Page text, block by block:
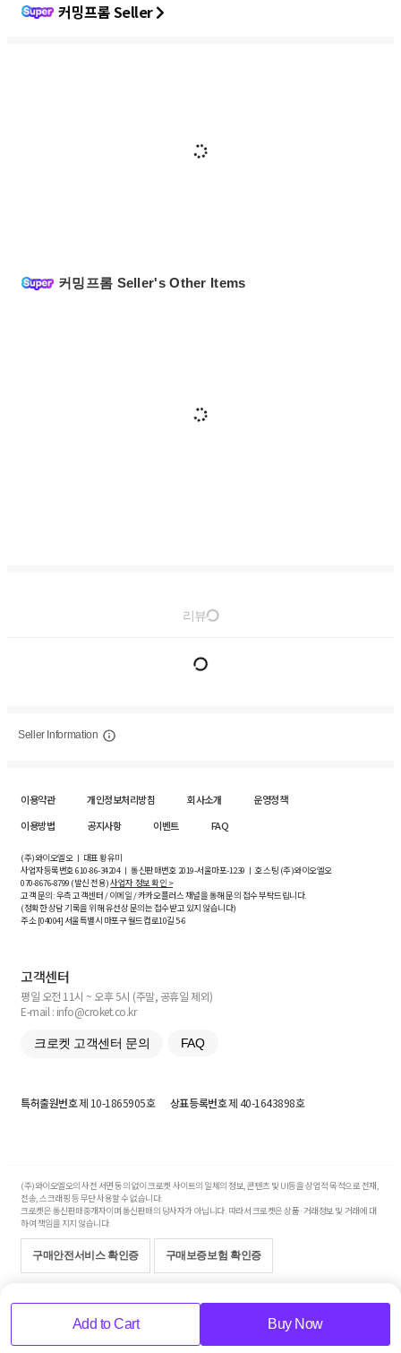
Add to Cart Buy Now
커밍프롬 Seller
커밍프롬 Seller's Other Items
리뷰
Seller Information
이용약관 개인정보처리방침 회사소개
운영정책
이용방법
공지사항 이벤트 FAQ
(주)와이오엘오 ㅣ 대표 황유미
사업자등록번호610-86-34204ㅣ 통신판매번호 2019-서울마포-1239 ㅣ 호스팅 (주)와이오엘오
070-8676-8799 (발신 전용)사업자 정보 확인 >
고객 문의: 우측 고객센터 / 이메일 / 카카오플러스 채널을 통해 문의 접수 부탁드립니다.
(정확한 상담 기록을 위해 유선상 문의는 접수받고 있지 않습니다)
주소 [04004] 서울특별시 마포구 월드컵로10길5-6
고객센터
평일 오전 11시 ~ 오후 5시 (주말, 공휴일 제외)
E-mail : info@croket.co.kr
크로켓 고객센터 문의 FAQ
특허출원번호제 10-1865905호 상표등록번호제 40-1643898호
(주)와이오엘오의 사전 서면 동의 없이 크로켓 사이트의 일체의 정보, 콘텐츠 및 UI등을 상업적 목적으로 전재,
전송, 스크래핑 등 무단 사용할 수 없습니다.
크로켓은 통신판매중개자이며 통신판매의 당사자가 아닙니다. 따라서 크로켓은 상품·거래정보 및 거래에 대
하여 책임을 지지 않습니다.
구매안전서비스 확인증 구매보증보험 확인증